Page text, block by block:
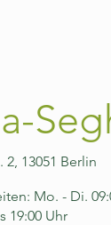
2, 13051 Berlin
Mo. - Di.
19:00 Uhr